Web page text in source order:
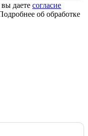
даете согласие
об обработке